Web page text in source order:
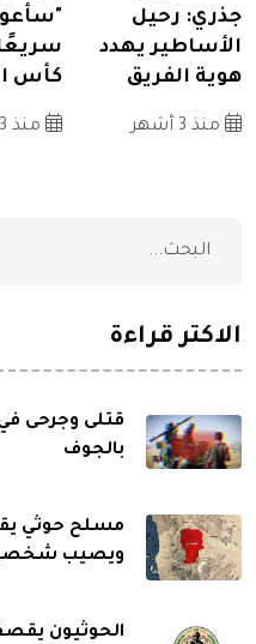
جذري: رحيل
الأساطير يهدد
هوية الفريق
منذ 3 أشهر
كأس
منذ 3 أشهر
الاكثر قراءة
قتلى وجرحى في
بالجوف
مسلح حوثي
ويصيب
الحوثيون